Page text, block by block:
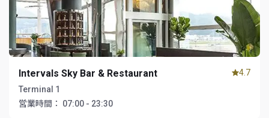
Intervals Sky Bar & Restaurant
Terminal 1
営業時間：
07:00 - 23:30
4.7